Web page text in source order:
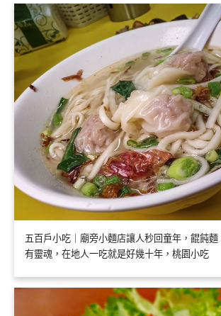
五百戶小吃｜廟旁小麵店讓人秒回童年，餛飩
有靈魂，在地人一吃就是好幾十年，桃園小吃